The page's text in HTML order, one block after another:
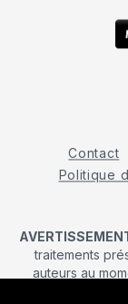
Contact
Politique
traitements
auteurs au
journal. La